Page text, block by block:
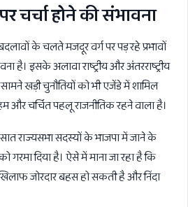
चर्चा होने की संभावना
के चलते मजदूर वर्ग पर पड़ रहे प्रभावों
है। इसके अलावा राष्ट्रीय और अंतरराष्ट्रीय
खड़ी चुनौतियों को भी एजेंडे में शामिल
और चर्चित पहलू राजनीतिक रहने वाला है।
राज्यसभा सदस्यों के भाजपा में जाने के
गरमा दिया है। ऐसे में माना जा रहा है कि
जोरदार बहस हो सकती है और निंदा